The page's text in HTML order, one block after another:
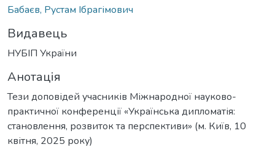
Бабаєв, Рустам Ібрагімович
Видавець
НУБІП України
Анотація
Тези доповідей учасників Міжнародної науково-
практичної конференції «Українська дипломатія:
становлення, розвиток та перспективи» (м. Київ, 10
квітня, 2025 року)